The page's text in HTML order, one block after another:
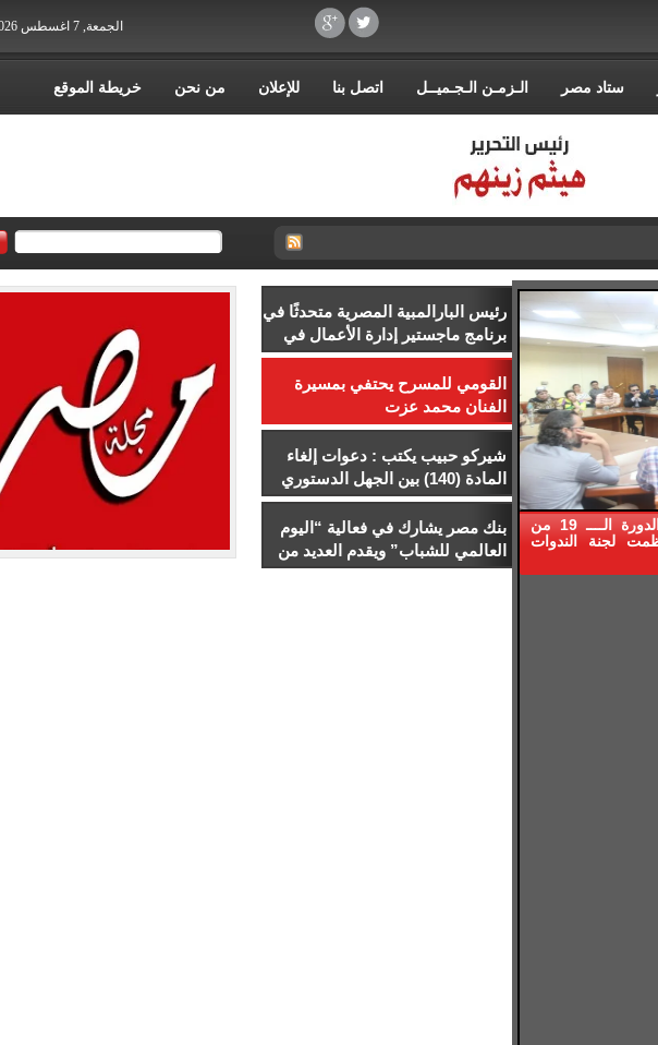
الجمعة, 7 اغسطس 2026 - 08:40:05 ص
ستاد مصر الـزمـن الـجـميــل اتصل بنا للإعلان من نحن خريطة الموقع
كتبت : حنان الليمونى ضمن فعاليات الدورة الــــ 19 من
لجنة الندوات
رئيس البارالمبية المصرية متحدثًا في
برنامج ماجستير إدارة الأعمال في
إدارة الرياضة بجامعة إسلسكا
القومي للمسرح يحتفي بمسيرة
الفنان محمد عزت
شيركو حبيب يكتب : دعوات إلغاء
المادة (140) بين الجهل الدستوري
والخطاب السياسي
بنك مصر يشارك في فعالية “اليوم
العالمي للشباب” ويقدم العديد من
العروض المجانية دعمًا للشمول